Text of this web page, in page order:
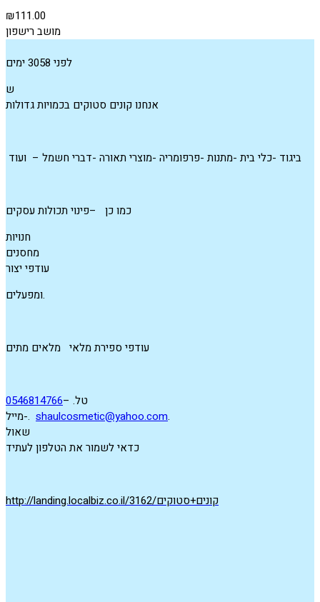
₪111.00
מושב רישפון
לפני 3058 ימים
ש
חנויות
מחסנים
עודפי יצור
ומפעלים.
טל. –0546814766
מייל-. shaulcosmetic@yahoo.com.
שאול
http://landing.localbiz.co.il/קונים+סטוקים/3162